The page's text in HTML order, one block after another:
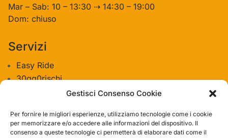
Gestisci Consenso Cookie
Per fornire le migliori esperienze, utilizziamo tecnologie come i cookie
per memorizzare e/o accedere alle informazioni del dispositivo. Il
consenso a queste tecnologie ci permetterà di elaborare dati come il
Mar – Sab: 10 – 13:30 ⇢ 14:30 – 19:00
Dom: chiuso
Servizi
Easy Ride
30gg0rischi
Servizi Officina